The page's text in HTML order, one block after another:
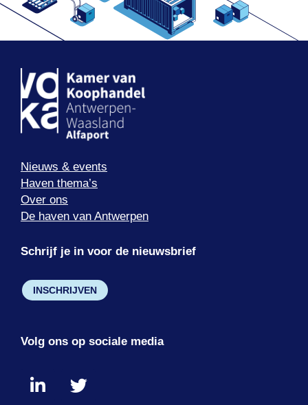
Nieuws & events
Haven thema’s
Over ons
De haven van Antwerpen
Schrijf je in voor de nieuwsbrief
INSCHRIJVEN
Volg ons op sociale media